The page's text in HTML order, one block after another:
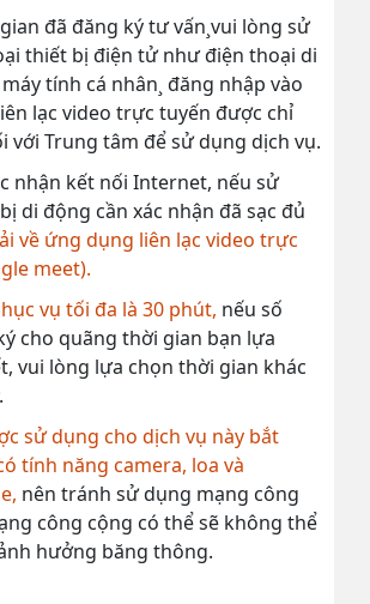
đã đăng ký tư vấn¸vui lòng sử
thiết bị điện tử như điện thoại di
tính cá nhân¸ đăng nhập vào
lạc video trực tuyến được chỉ
với Trung tâm để sử dụng dịch vụ.
nhận kết nối Internet, nếu sử
di động cần xác nhận đã sạc đủ
về ứng dụng liên lạc video trực
meet).
vụ tối đa là 30 phút, nếu số
cho quãng thời gian bạn lựa
vui lòng lựa chọn thời gian khác
sử dụng cho dịch vụ này bắt
tính năng camera, loa và
nên tránh sử dụng mạng công
công cộng có thể sẽ không thể
hưởng băng thông.